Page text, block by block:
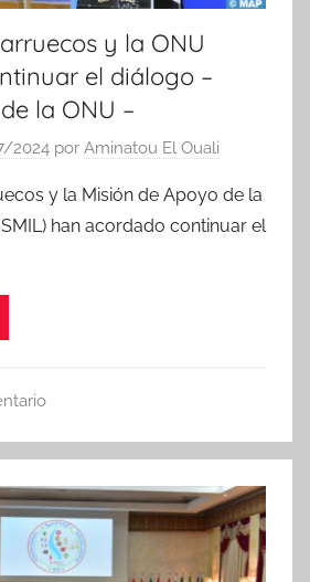
y la ONU
el diálogo –
la ONU –
2024 por Aminatou El Ouali
y la Misión de Apoyo de la
han acordado continuar el